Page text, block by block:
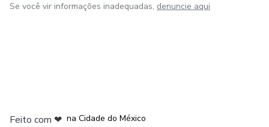
Se você vir informações inadequadas, denuncie aqui
Feito com ❤ na Cidade do México